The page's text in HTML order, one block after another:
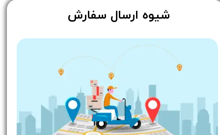
​شیوه ارسال سفارش